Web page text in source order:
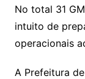
No total 31
intuito de
operacionais
A Prefeitura